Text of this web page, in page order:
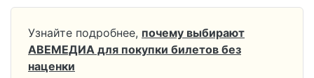
Узнайте подробнее, почему выбирают
АВЕМЕДИА для покупки билетов без
наценки